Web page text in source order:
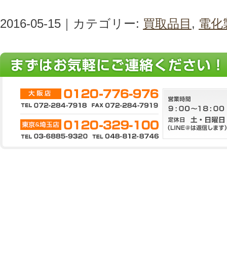
2016-05-15｜カテゴリー: 買取品目 , 電化